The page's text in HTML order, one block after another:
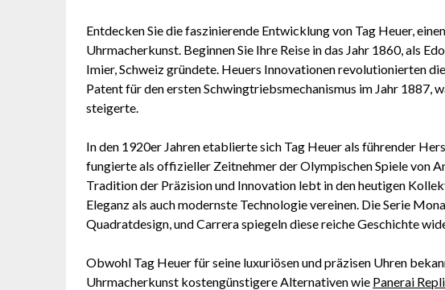
Entdecken Sie die faszinierende Entwicklung von Tag Heuer,
Uhrmacherkunst. Beginnen Sie Ihre Reise in das Jahr 1860, als
Imier, Schweiz gründete. Heuers Innovationen revolutionierten
Patent für den ersten Schwingtriebsmechanismus im Jahr 1887,
steigerte.
In den 1920er Jahren etablierte sich Tag Heuer als führender
fungierte als offizieller Zeitnehmer der Olympischen Spiele von
Tradition der Präzision und Innovation lebt in den heutigen
Eleganz als auch modernste Technologie vereinen. Die Serie
Quadratdesign, und Carrera spiegeln diese reiche Geschichte
Obwohl Tag Heuer für seine luxuriösen und präzisen Uhren
Uhrmacherkunst kostengünstigere Alternativen wie Panerai